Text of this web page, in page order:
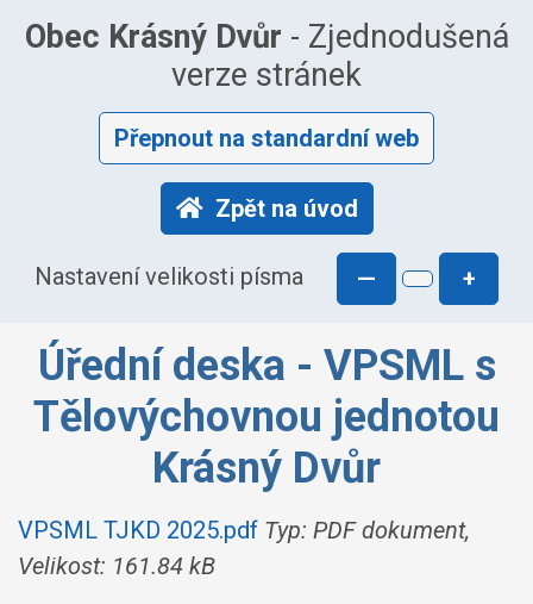
Obec Krásný Dvůr - Zjednodušená
verze stránek
Přepnout na standardní web
Zpět na úvod
Nastavení velikosti písma — +
Úřední deska - VPSML s
Tělovýchovnou jednotou
Krásný Dvůr
VPSML TJKD 2025.pdf Typ: PDF dokument,
Velikost: 161.84 kB